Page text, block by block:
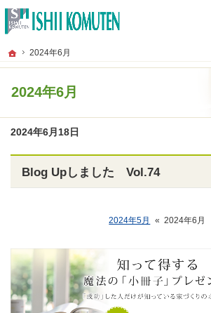
ホーム
2024年6月
2024年6月
プロの目線からご提案。東京都府中市の注文住宅・新
東京都府中市の新築・注文住宅・新築戸建てを手がけ
2024年6月18日
Blog Upしました Vol.74
2024年5月 « 2024年6月